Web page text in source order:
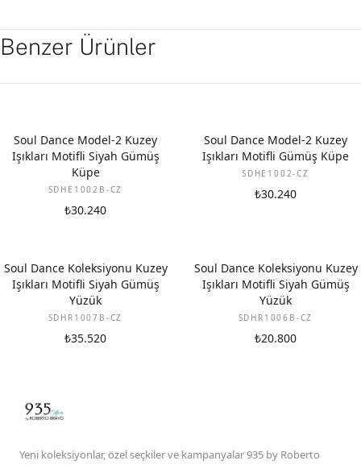
Benzer Ürünler
Soul Dance Model-2 Kuzey
Işıkları Motifli Siyah Gümüş
Küpe
SDHE1002B-CZ
₺30.240
Soul Dance Model-2 Kuzey
Işıkları Motifli Gümüş Küpe
SDHE1002-CZ
₺30.240
Soul Dance Koleksiyonu Kuzey
Işıkları Motifli Siyah Gümüş
Yüzük
SDHR1007B-CZ
₺35.520
Soul Dance Koleksiyonu Kuzey
Işıkları Motifli Siyah Gümüş
Yüzük
SDHR1006B-CZ
₺20.800
Yeni koleksiyonlar, özel seçkiler ve kampanyalar 935 by Roberto